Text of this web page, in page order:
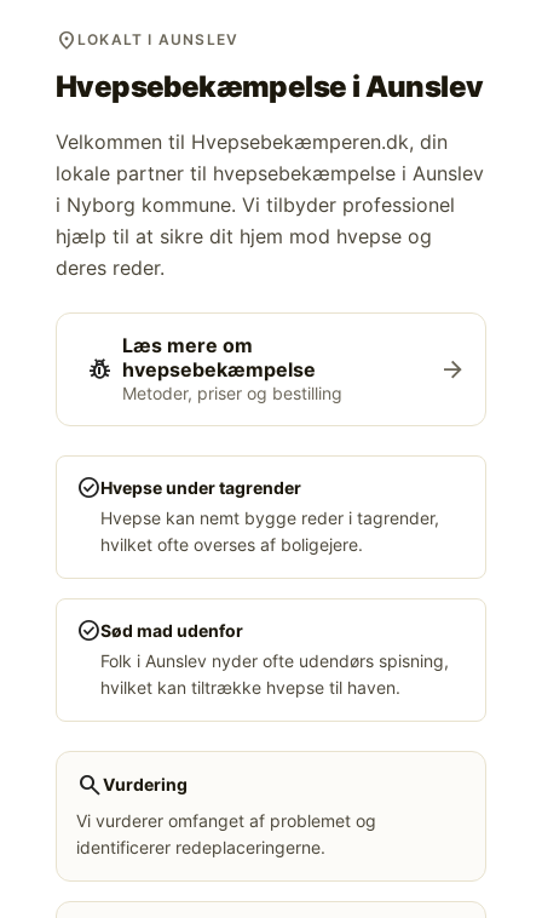
location_on LOKALT I AUNSLEV
Hvepsebekæmpelse iAunslev
Velkommen til Hvepsebekæmperen.dk, din
lokale partner til hvepsebekæmpelse i Aunslev
i Nyborg kommune. Vi tilbyder professionel
hjælp til at sikre dit hjem mod hvepse og
deres reder.
pest_control
Læs mere om
hvepsebekæmpelse
Metoder, priser og bestilling
arrow_forward
check_circleHvepse under tagrender
Hvepse kan nemt bygge reder i tagrender,
hvilket ofte overses af boligejere.
check_circleSød mad udenfor
Folk i Aunslev nyder ofte udendørs spisning,
hvilket kan tiltrække hvepse til haven.
searchVurdering
Vi vurderer omfanget af problemet og
identificerer redeplaceringerne.